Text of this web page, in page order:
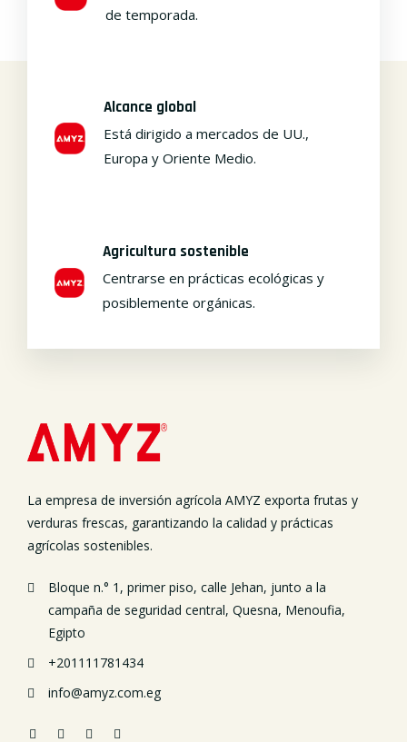
de temporada.
Alcance global
Está dirigido a mercados de UU.,
Europa y Oriente Medio.
Agricultura sostenible
Centrarse en prácticas ecológicas y
posiblemente orgánicas.
La empresa de inversión agrícola AMYZ exporta frutas y
verduras frescas, garantizando la calidad y prácticas
agrícolas sostenibles.
Bloque n.° 1, primer piso, calle Jehan, junto a la
campaña de seguridad central, Quesna, Menoufia,
Egipto
+201111781434
info@amyz.com.eg